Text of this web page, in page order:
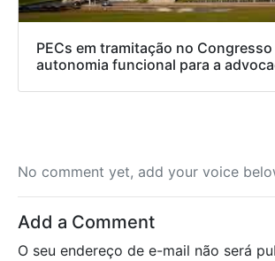
PECs em tramitação no
autonomia funcional para a
No comment yet, add your voice
Add a Comment
O seu endereço de e-mail não será